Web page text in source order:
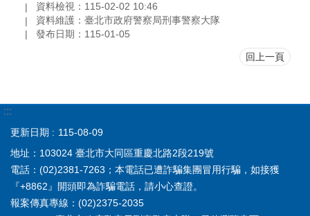
資料檢視：115-02-02 10:46
資料維護：臺北市政府警察局刑事警察大隊
發布日期：115-01-05
回上一頁
:::
更新日期
115-08-09
地址：103024 臺北市大同區重慶北路2段219號
電話：(02)2381-7263；本電話已遭詐騙集團冒用行騙，如接獲
『+8862』開頭即為詐騙電話，請小心查證。
報案傳真專線：(02)2375-2035